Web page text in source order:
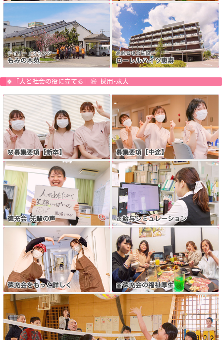
デイサービスセンター
もみの木苑
高齢者複合施設
ローレルハイツ恵寿
🍀「人と社会の役に立てる」😄 採用･求人
🌸募集要項【新卒】 募集要項【中途】
徳充会 先輩の声 👛給与シミュレーション
徳充会をもっと詳しく 🎀徳充会の福祉厚生